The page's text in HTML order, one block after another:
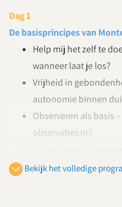
Dag 1
De basisprincipes van
Help mij het zelf te
wanneer laat je los?
Vrijheid in
autonomie binnen
Observeren als basis
observaties in?
(leer)behoeften van
Bekijk het volledige